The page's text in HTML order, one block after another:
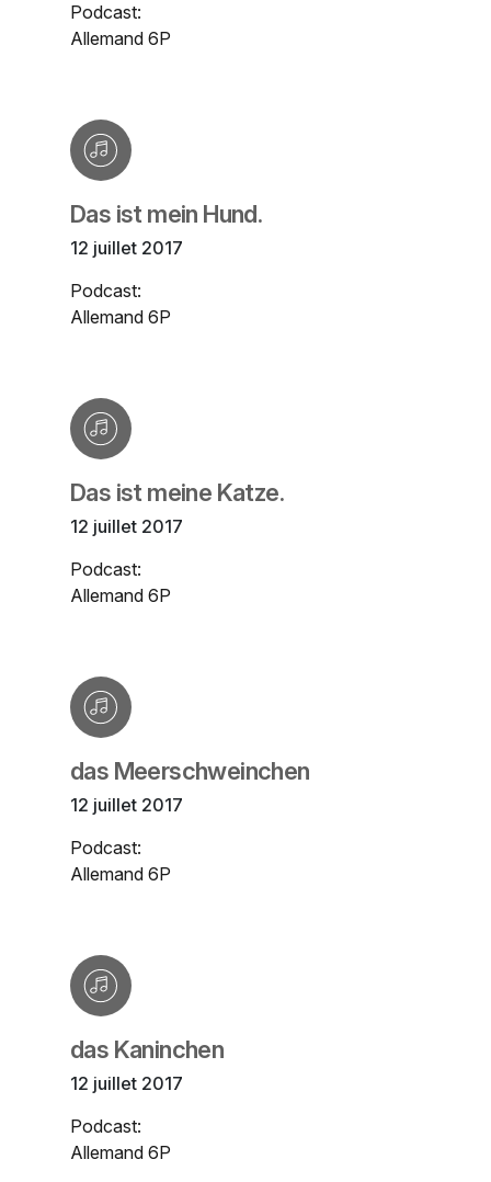
Podcast:
Allemand 6P
Das ist mein Hund.
12 juillet 2017
Podcast:
Allemand 6P
Das ist meine Katze.
12 juillet 2017
Podcast:
Allemand 6P
das Meerschweinchen
12 juillet 2017
Podcast:
Allemand 6P
das Kaninchen
12 juillet 2017
Podcast:
Allemand 6P